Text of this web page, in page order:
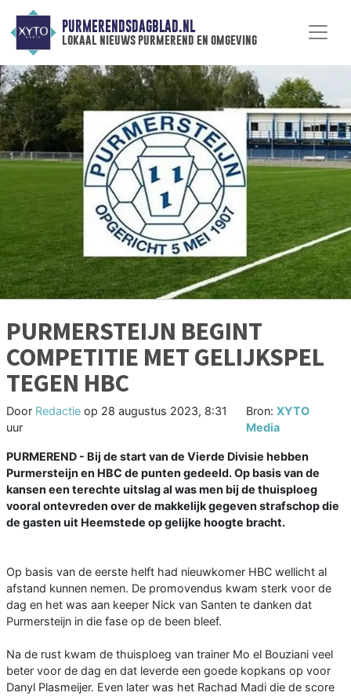
PURMERENDSDAGBLAD.NL
lokaal nieuws purmerend en omgeving
PURMERSTEIJN BEGINT
COMPETITIE MET GELIJKSPEL
TEGEN HBC
Door Redactie op 28 augustus 2023, 8:31
uur
Bron: XYTO
Media
PURMEREND - Bij de start van de Vierde Divisie hebben
Purmersteijn en HBC de punten gedeeld. Op basis van de
kansen een terechte uitslag al was men bij de thuisploeg
vooral ontevreden over de makkelijk gegeven strafschop die
de gasten uit Heemstede op gelijke hoogte bracht.
Op basis van de eerste helft had nieuwkomer HBC wellicht al
afstand kunnen nemen. De promovendus kwam sterk voor de
dag en het was aan keeper Nick van Santen te danken dat
Purmersteijn in die fase op de been bleef.
Na de rust kwam de thuisploeg van trainer Mo el Bouziani veel
beter voor de dag en dat leverde een goede kopkans op voor
Danyl Plasmeijer. Even later was het Rachad Madi die de score